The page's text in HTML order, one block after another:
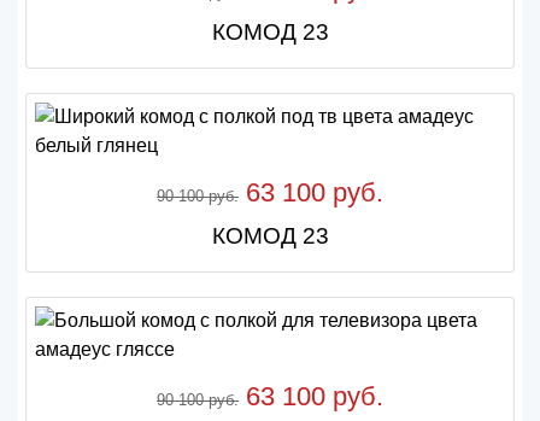
КОМОД 23
90 100 руб. 63 100 руб.
КОМОД 23
90 100 руб. 63 100 руб.